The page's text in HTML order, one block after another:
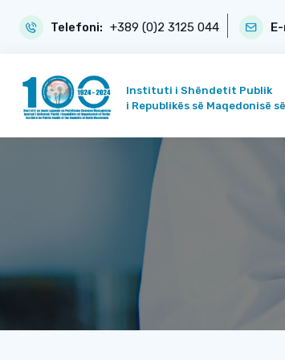
Telefoni: +389 (0)2 3125 044
Instituti i Shëndetit Publik
i Republikës së Maqedonisë